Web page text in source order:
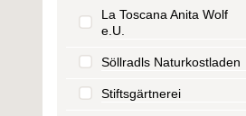
La Toscana Anita Wolf
e.U.
Söllradls Naturkostladen
Stiftsgärtnerei